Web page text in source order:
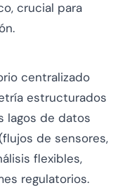
crucial para
centralizado
estructurados
lagos de datos
de sensores,
flexibles,
regulatorios.